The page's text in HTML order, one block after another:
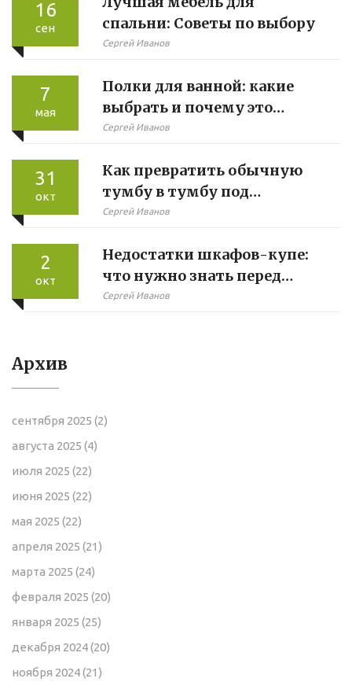
16
сен
спальни: Советы по выбору
Сергей Иванов
7
мая
Полки для ванной: какие
выбрать и почему это
важно
Сергей Иванов
31
окт
Как превратить обычную
тумбу в тумбу под
раковину для ванной
Сергей Иванов
2
окт
Недостатки шкафов-купе:
что нужно знать перед
покупкой
Сергей Иванов
Архив
сентября 2025 (2)
августа 2025 (4)
июля 2025 (22)
июня 2025 (22)
мая 2025 (22)
апреля 2025 (21)
марта 2025 (24)
февраля 2025 (20)
января 2025 (25)
декабря 2024(20)
ноября 2024(21)